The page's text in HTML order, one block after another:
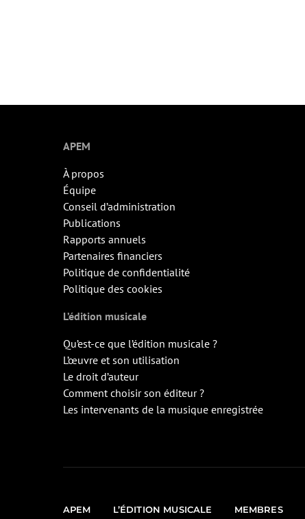
APEM
À propos
Équipe
Conseil d’administration
Publications
Rapports annuels
Partenaires financiers
Politique de confidentialité
Politique des cookies
L’édition musicale
Qu’est-ce que l’édition musicale ?
L’œuvre et son utilisation
Le droit d’auteur
Comment choisir son éditeur ?
Les intervenants de la musique enregistrée
APEM L’ÉDITION MUSICALE MEMBRES